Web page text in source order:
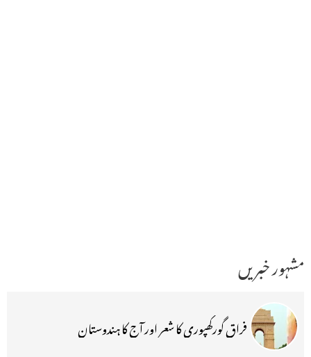
مشہور خبریں
فراق گورکھپوری کا شعر اور آج کا ہندوستان